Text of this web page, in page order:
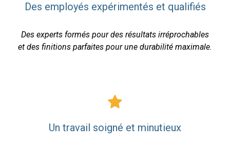
Des employés expérimentés et qualifiés
Des experts formés pour des résultats irréprochables
et des finitions parfaites pour une durabilité maximale.
Un travail soigné et minutieux